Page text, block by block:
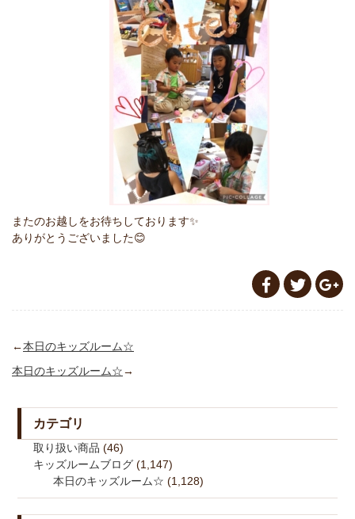
またのお越しをお待ちしております✨
ありがとうございました😊
←本日のキッズルーム☆
本日のキッズルーム☆→
カテゴリ
取り扱い商品 (46)
キッズルームブログ (1,147)
本日のキッズルーム☆ (1,128)